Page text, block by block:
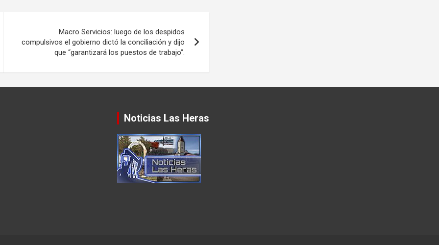
Macro Servicios: luego de los despidos
compulsivos el gobierno dictó la conciliación y dijo
que “garantizará los puestos de trabajo”.
Noticias Las Heras